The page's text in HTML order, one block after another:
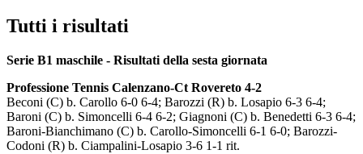
Tutti i risultati
Serie B1 maschile - Risultati della sesta giornata
Professione Tennis Calenzano-Ct Rovereto 4-2
Beconi (C) b. Carollo 6-0 6-4; Barozzi (R) b. Losapio 6-3 6-4;
Baroni (C) b. Simoncelli 6-4 6-2; Giagnoni (C) b. Benedetti 6-3 6-4;
Baroni-Bianchimano (C) b. Carollo-Simoncelli 6-1 6-0; Barozzi-
Codoni (R) b. Ciampalini-Losapio 3-6 1-1 rit.